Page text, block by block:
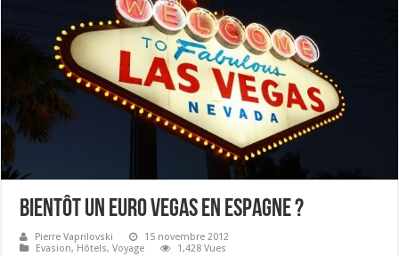
Bientôt un Euro Vegas en Espagne ?
Pierre Vaprilovski
15 novembre 2012
Evasion, Hôtels,Voyage 1,428 Vues